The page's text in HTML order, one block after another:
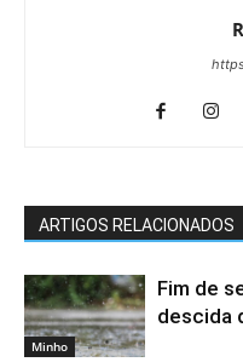
ARTIGOS RELACIONADOS
Minho
Fim de
descida